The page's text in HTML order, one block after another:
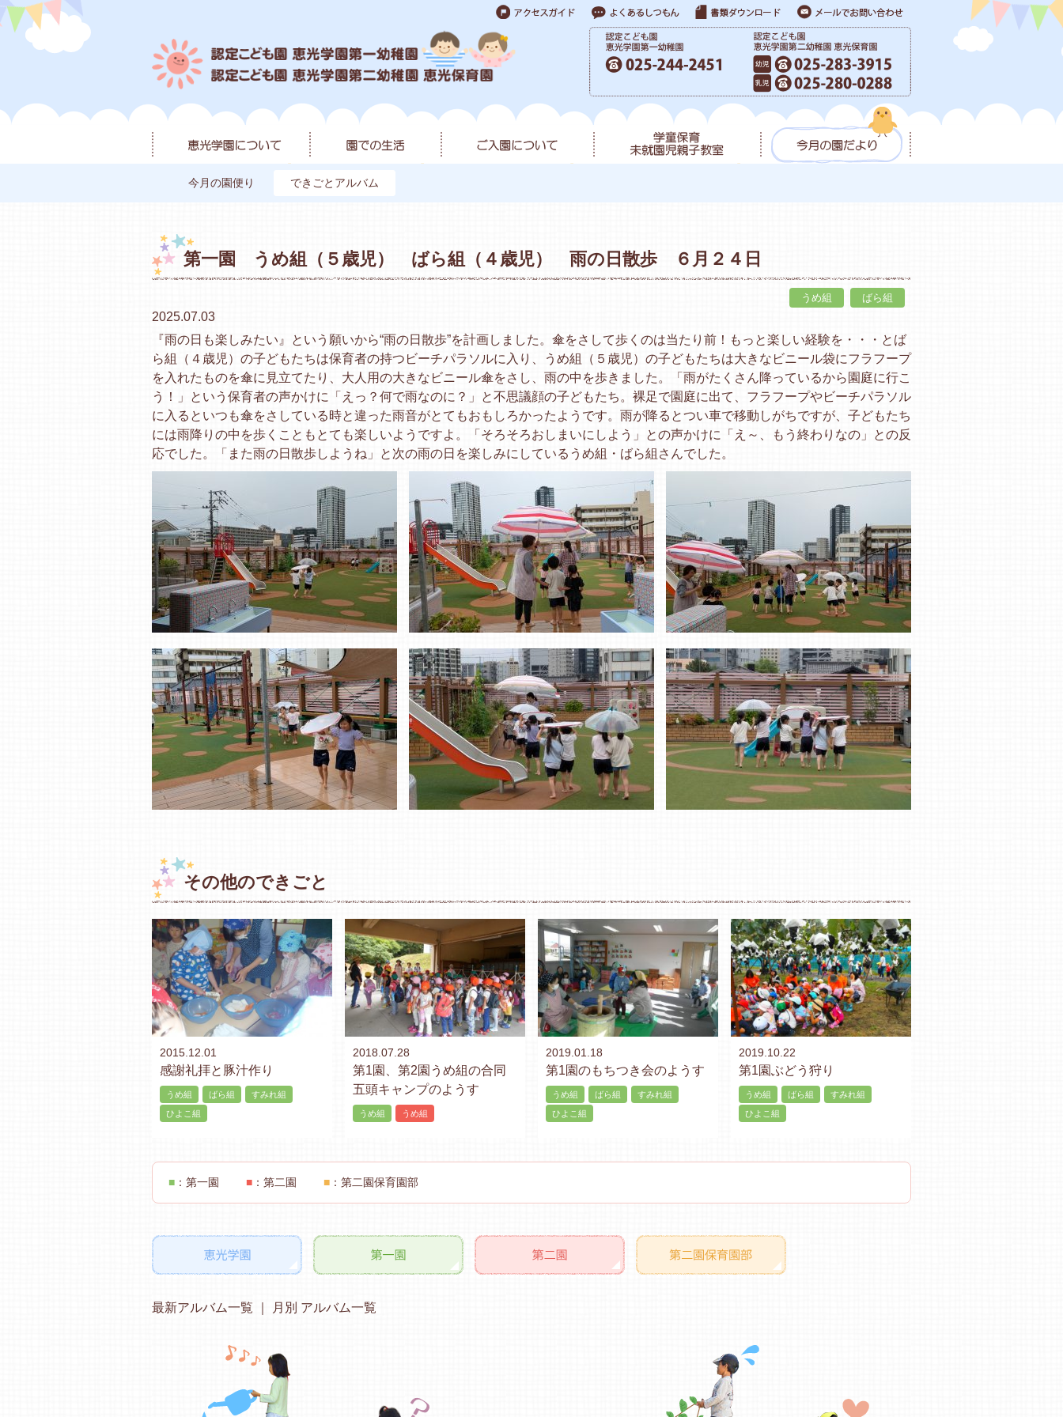
今月の園便り できごとアルバム
第一園 うめ組（５歳児） ばら組（４歳児） 雨の日散歩 ６月２４日
うめ組 ばら組
2025.07.03
『雨の日も楽しみたい』という願いから“雨の日散歩”を計画しました。傘をさして歩くのは当たり前！もっと楽しい経験を・・・とば
ら組（４歳児）の子どもたちは保育者の持つビーチパラソルに入り、うめ組（５歳児）の子どもたちは大きなビニール袋にフラフープ
を入れたものを傘に見立てたり、大人用の大きなビニール傘をさし、雨の中を歩きました。「雨がたくさん降っているから園庭に行こ
う！」という保育者の声かけに「えっ？何で雨なのに？」と不思議顔の子どもたち。裸足で園庭に出て、フラフープやビーチパラソル
に入るといつも傘をさしている時と違った雨音がとてもおもしろかったようです。雨が降るとつい車で移動しがちですが、子どもたち
には雨降りの中を歩くこともとても楽しいようですよ。「そろそろおしまいにしよう」との声かけに「え～、もう終わりなの」との反
応でした。「また雨の日散歩しようね」と次の雨の日を楽しみにしているうめ組・ばら組さんでした。
その他のできごと
2015.12.01
感謝礼拝と豚汁作り
うめ組 ばら組
すみれ組
ひよこ組
2018.07.28
第1園、第2園うめ組の合同
五頭キャンプのようす
うめ組 うめ組
2019.01.18
第1園のもちつき会のようす
うめ組 ばら組
すみれ組
ひよこ組
2019.10.22
第1園ぶどう狩り
うめ組 ばら組
すみれ組
ひよこ組
■ ：第一園 ■ ：第二園 ■ ：第二園保育園部
最新アルバム一覧 月別 アルバム一覧